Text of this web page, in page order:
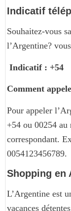
Indicatif
Souhaitez-vous
l’Argentine?
Indicatif : +54
Comment
Pour appeler
+54 ou 00254 au
correspondant.
0054123456789.
Shopping en
L’Argentine est
vacances